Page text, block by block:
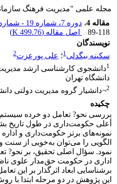
مجله علمی "مدیریت فرهنگ
مقاله 4
، دوره 7، شماره 19 - شماره پیاپی 532791
89-118
اصل مقاله (499.76 K
)
نویسندگان
سکینه بیگدلی1؛ علی پورعزت2
1دانشجوی کارشناسی ارشد
دانشگاه تهران
2¬دانشیار گروه مدیریت دولتی
چکیده
بررسی نحو? تعامل دو خرده
أعلی حکومت‌داری در طول تاریخ
نمونه‌های برتر حکومت‌داری و
الگویی را می‌توان به‌خوبی از سنت
نمود. سؤال اصلی تحقیق، بر
اداری در حکومت حق‌مدار علوی
برشناسایی ابعاد اثرگذار بر این
این پژوهش در دو مرحله ابتدا با